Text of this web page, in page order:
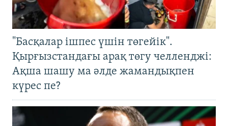
"Басқалар ішпес үшін төгейік".
Қырғызстандағы арақ төгу челленджі:
Ақша шашу ма әлде жамандықпен
күрес пе?